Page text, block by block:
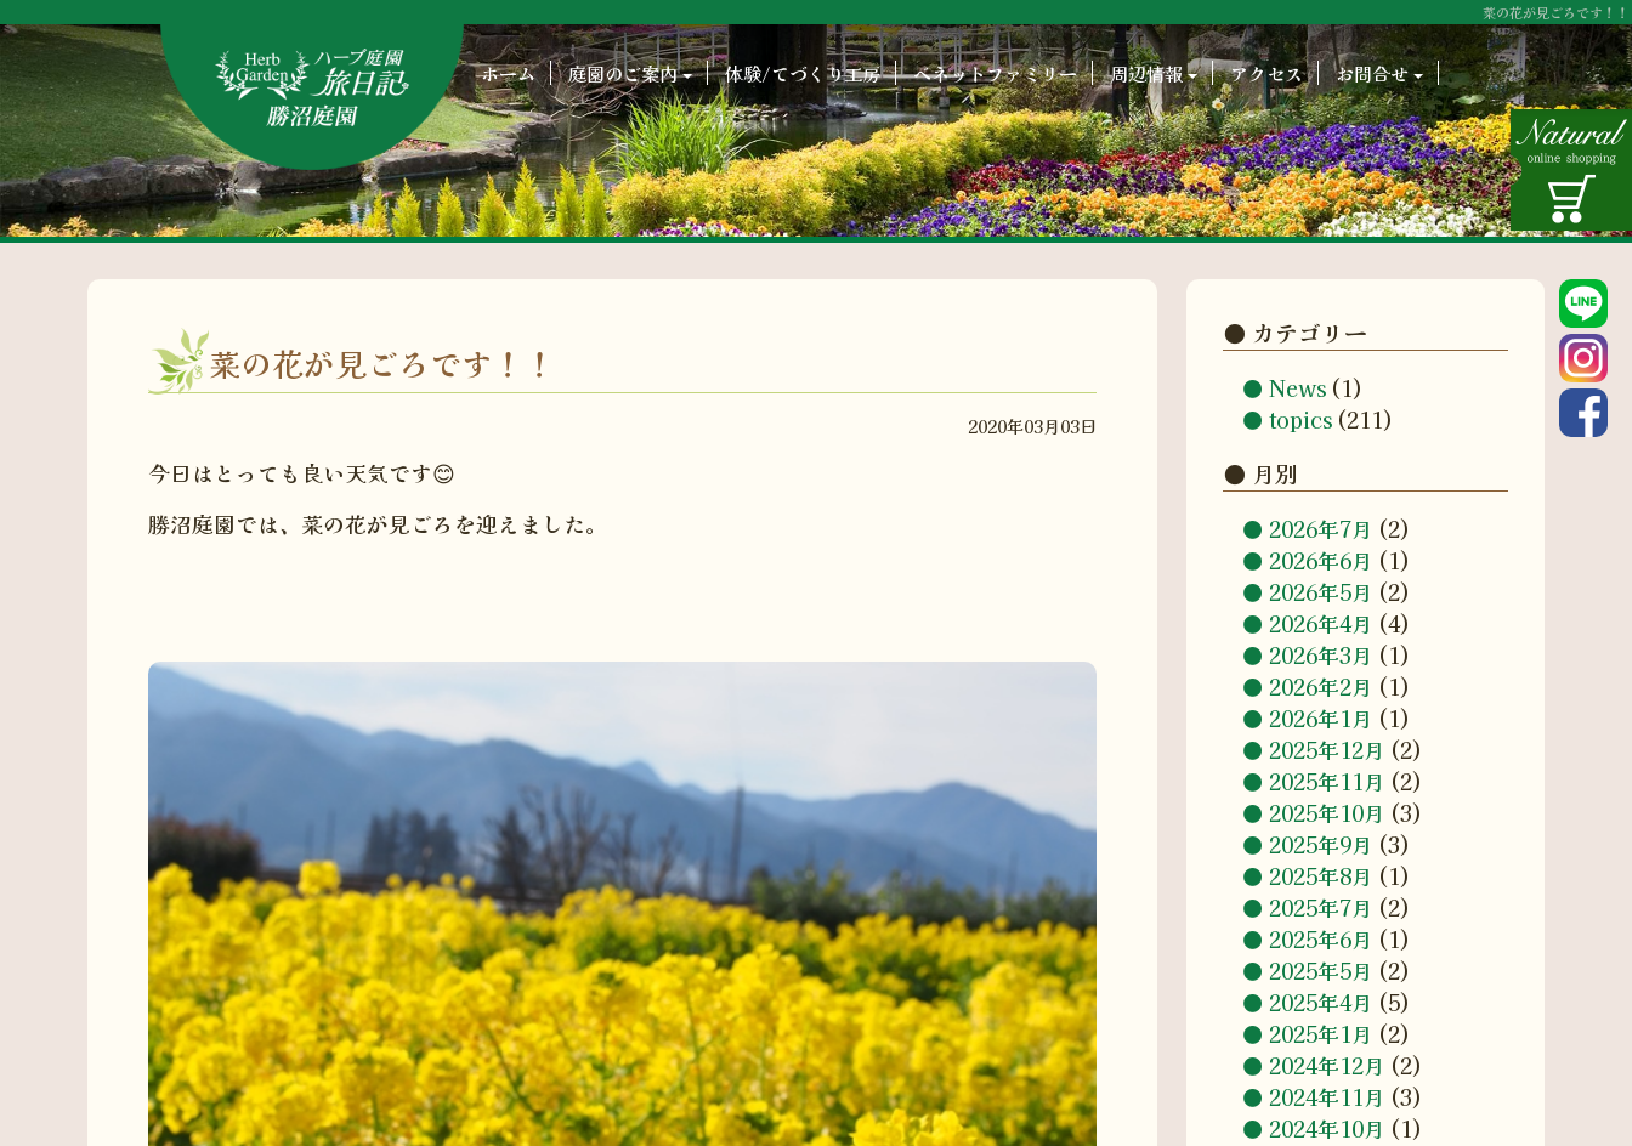
菜の花が見ごろです！！
ホーム 庭園のご案内 体験/てづくり工房 ベネットファミリー 周辺情報 アクセス お問合せ
菜の花が見ごろです！！
2020年03月03日
今日はとっても良い天気です😊
勝沼庭園では、菜の花が見ごろを迎えました。
カテゴリー
News (1)
topics (211)
月別
2026年7月 (2)
2026年6月 (1)
2026年5月 (2)
2026年4月 (4)
2026年3月 (1)
2026年2月 (1)
2026年1月 (1)
2025年12月 (2)
2025年11月 (2)
2025年10月 (3)
2025年9月 (3)
2025年8月 (1)
2025年7月 (2)
2025年6月 (1)
2025年5月 (2)
2025年4月 (5)
2025年1月 (2)
2024年12月 (2)
2024年11月 (3)
2024年10月 (1)